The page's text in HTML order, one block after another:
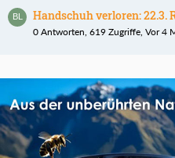
Handschuh verloren: 22.3.
0 Antworten, 619 Zugriffe, Vor 4